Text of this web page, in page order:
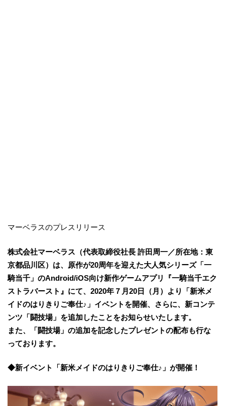
マーベラスのプレスリリース
株式会社マーベラス（代表取締役社長 許田周一／所在地：東
京都品川区）は、原作が20周年を迎えた大人気シリーズ「一
騎当千」のAndroid/iOS向け新作ゲームアプリ『一騎当千エク
ストラバースト』にて、2020年７月20日（月）より「新米メ
イドのはりきりご奉仕♪」イベントを開催、さらに、新コンテ
ンツ「闘技場」を追加したことをお知らせいたします。
また、「闘技場」の追加を記念したプレゼントの配布も行な
っております。
◆新イベント「新米メイドのはりきりご奉仕♪」が開催！